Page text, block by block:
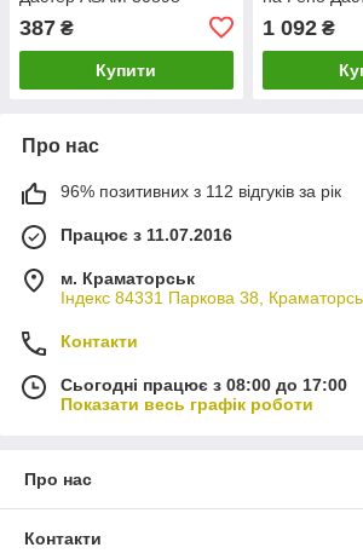
387 ₴
Купити
1 092₴
Про нас
96% позитивних з 112 відгуків за рік
Працює з 11.07.2016
м. Краматорськ
Індекс 84331 Паркова 38,
Контакти
Сьогодні працює з 08:00 до 17:00
Показати весь графік роботи
Про нас
Контакти